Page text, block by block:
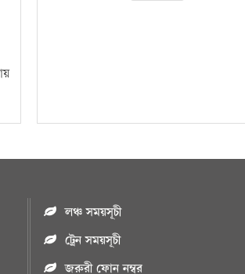
লঞ্চ সময়সূচী
ট্রেন সময়সূচী
জরুরী ফোন নম্বর